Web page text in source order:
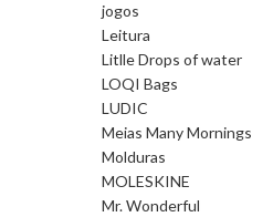
jogos
Leitura
Litlle Drops of water
LOQI Bags
LUDIC
Meias Many Mornings
Molduras
MOLESKINE
Mr. Wonderful